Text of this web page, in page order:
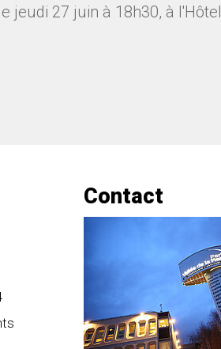
jeudi 27 juin à 18h30, à l'Hôtel
Contact